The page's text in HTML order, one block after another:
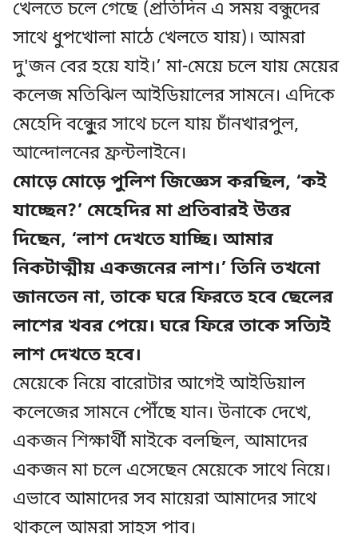
খেলতে চলে গেছে (প্রতিদিন এ সময় বন্ধুদের
সাথে ধুপখোলা মাঠে খেলতে যায়)। আমরা
দু'জন বের হয়ে যাই।’ মা-মেয়ে চলে যায় মেয়ের
কলেজ মতিঝিল আইডিয়ালের সামনে। এদিকে
মেহেদি বন্ধুূের সাথে চলে যায় চাঁনখারপুল,
আন্দোলনের ফ্রন্টলাইনে।
মোড়ে মোড়ে পুলিশ জিজ্ঞেস করছিল, ‘কই
যাচ্ছেন?’ মেহেদির মা প্রতিবারই উত্তর
দিছেন, ‘লাশ দেখতে যাচ্ছি। আমার
নিকটাত্মীয় একজনের লাশ।’ তিনি তখনো
জানতেন না, তাকে ঘরে ফিরতে হবে ছেলের
লাশের খবর পেয়ে। ঘরে ফিরে তাকে সত্যিই
লাশ দেখতে হবে।
মেয়েকে নিয়ে বারোটার আগেই আইডিয়াল
কলেজের সামনে পৌঁছে যান। উনাকে দেখে,
একজন শিক্ষার্থী মাইকে বলছিল, আমাদের
একজন মা চলে এসেছেন মেয়েকে সাথে নিয়ে।
এভাবে আমাদের সব মায়েরা আমাদের সাথে
থাকলে আমরা সাহস পাব।